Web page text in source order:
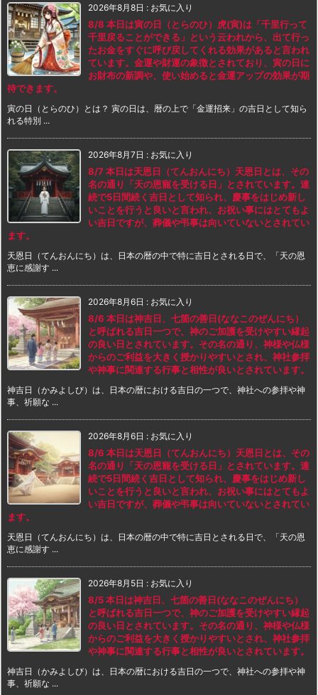
2026年8月8日 : お気に入り
8/8 本日は寅の日（とらのひ）虎(寅)は「千里行って
千里戻ることができる」という云われから、出て行っ
たお金をすぐに呼び戻してくれる効果があると言われ
ています。金運や財運の象徴とされており、寅の日に
お財布の新調や、使い始めると金運アップの効果が期
待できます。
寅の日（とらのひ）とは？ 寅の日は、暦の上で「金運招来」の吉日として知ら
れる特別 ...
2026年8月7日 : お気に入り
8/7 本日は天恩日（てんおんにち）天恩日とは、その
名の通り「天の恩寵を受ける日」とされています。連
続で5日間続く吉日として知られ、慶事をはじめ新し
いことを行うと良いと言われ、お祝い事にはとてもよ
い吉日ですが、葬儀や弔事は向いていないとされてい
ます。
天恩日（てんおんにち）は、日本の暦の中で特に吉日とされる日で、「天の恩
恵に感謝す ...
2026年8月6日 : お気に入り
8/6 本日は神吉日、七箇の善日(ななこのぜんにち）
と呼ばれる吉日一つで、神のご加護を受けやすい縁起
の良い日とされています。その名の通り、神様や仏様
からのご利益を大きく授かりやすいとされ、神社参拝
や神事に関連する行事と相性が良いとされています。
神吉日（かみよしび）は、日本の暦における吉日の一つで、神社への参拝や神
事、祈願な ...
2026年8月6日 : お気に入り
8/6 本日は天恩日（てんおんにち）天恩日とは、その
名の通り「天の恩寵を受ける日」とされています。連
続で5日間続く吉日として知られ、慶事をはじめ新し
いことを行うと良いと言われ、お祝い事にはとてもよ
い吉日ですが、葬儀や弔事は向いていないとされてい
ます。
天恩日（てんおんにち）は、日本の暦の中で特に吉日とされる日で、「天の恩
恵に感謝す ...
2026年8月5日 : お気に入り
8/5 本日は神吉日、七箇の善日(ななこのぜんにち）
と呼ばれる吉日一つで、神のご加護を受けやすい縁起
の良い日とされています。その名の通り、神様や仏様
からのご利益を大きく授かりやすいとされ、神社参拝
や神事に関連する行事と相性が良いとされています。
神吉日（かみよしび）は、日本の暦における吉日の一つで、神社への参拝や神
事、祈願な ...